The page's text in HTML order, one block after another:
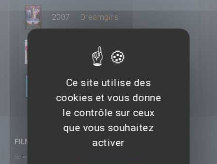
2007 Dreamgirls
La Panthère Rose
2002
Austin Powers dans
Goldmember
FILMS
Science-Fiction
Ce site utilise des
cookies et vous donne
le contrôle sur ceux
que vous souhaitez
activer